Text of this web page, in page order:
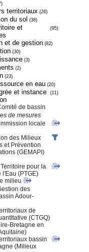
territoriaux (26)
du sol (38)
et
(95)
et de gestion (82)
(30)
(3)
(2)
(23)
en eau (20)
et instance
(11)
de bassin
de mesures
locale
des Milieux
et Prévention
(GEMAPI)
pour la
l'Eau (PTGE)
milieu
des
Adour-
de
(CTGQ)
Bretagne en
bassin
(Milieux